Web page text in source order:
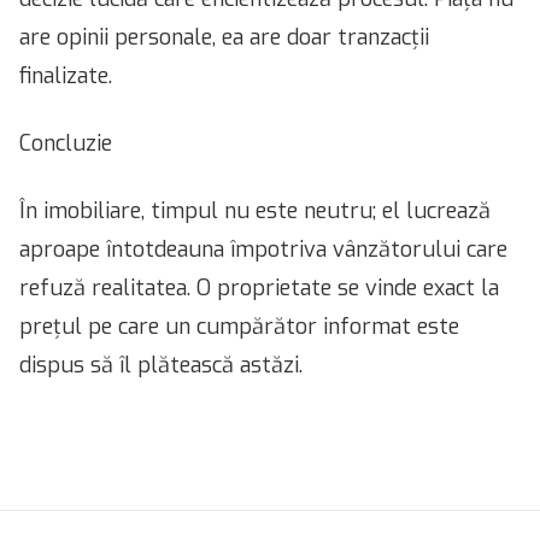
are opinii personale, ea are doar tranzacții
finalizate.
Concluzie
În imobiliare, timpul nu este neutru; el lucrează
aproape întotdeauna împotriva vânzătorului care
refuză realitatea. O proprietate se vinde exact la
prețul pe care un cumpărător informat este
dispus să îl plătească astăzi.